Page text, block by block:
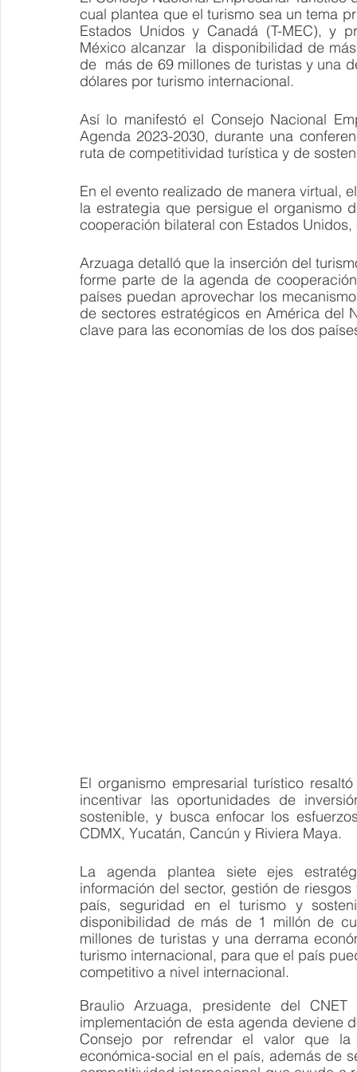
cual plantea que el turismo sea un tema
Estados Unidos y Canadá (T-MEC), y
México alcanzar  la disponibilidad de
de  más de 69 millones de turistas y una
dólares por turismo internacional.
Así lo manifestó el Consejo Nacional
Agenda 2023-2030, durante una
ruta de competitividad turística y de
En el evento realizado de manera virtual,
la estrategia que persigue el organismo
cooperación bilateral con Estados
Arzuaga detalló que la inserción del
forme parte de la agenda de
países puedan aprovechar los
de sectores estratégicos en América del
clave para las economías de los dos
El organismo empresarial turístico
incentivar las oportunidades de
sostenible, y busca enfocar los
CDMX, Yucatán, Cancún y Riviera Maya.
La agenda plantea siete ejes
información del sector, gestión de
país, seguridad en el turismo y
disponibilidad de más de 1 millón de
millones de turistas y una derrama
turismo internacional, para que el país
competitivo a nivel internacional.
Braulio Arzuaga, presidente del
implementación de esta agenda deviene
Consejo por refrendar el valor que la
económica-social en el país, además de